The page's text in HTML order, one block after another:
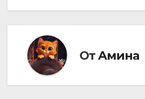
ОтАмина